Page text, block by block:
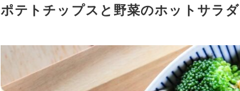
ポテトチップスと野菜のホットサラダ